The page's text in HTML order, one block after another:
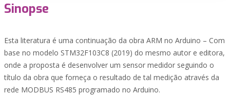
Sinopse
Esta literatura é uma continuação da obra ARM no Arduino – Com
base no modelo STM32F103C8 (2019) do mesmo autor e editora,
onde a proposta é desenvolver um sensor medidor seguindo o
título da obra que forneça o resultado de tal medição através da
rede MODBUS RS485 programado no Arduino.